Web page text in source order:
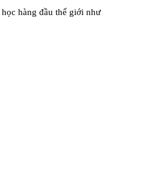
hàng đầu thế giới như